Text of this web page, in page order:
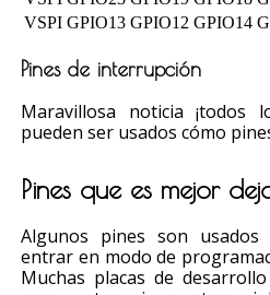
VSPI GPIO13 GPIO12 GPIO14
Pines de interrupción
Maravillosa noticia ¡todos
pueden ser usados cómo
Pines que es mejor
Algunos pines son
entrar en modo de
Muchas placas de